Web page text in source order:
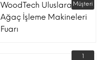
WoodTech Uluslararası
Ağaç İşleme Makineleri
Fuarı
Müşteri
1